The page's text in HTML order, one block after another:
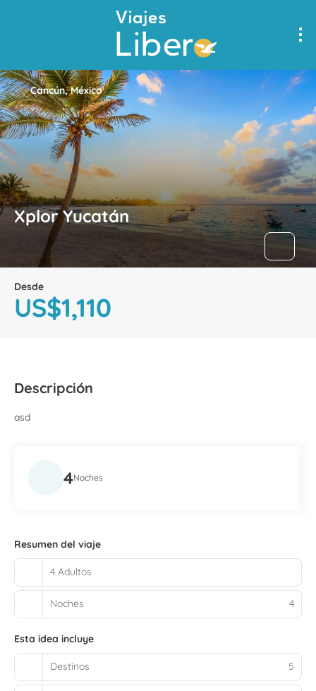
Xplor Yucatán
Cancún, México
Desde
US$1,110
Descripción
asd
4Noches
Resumen del viaje
4 Adultos
Noches 4
Esta idea incluye
Destinos 5